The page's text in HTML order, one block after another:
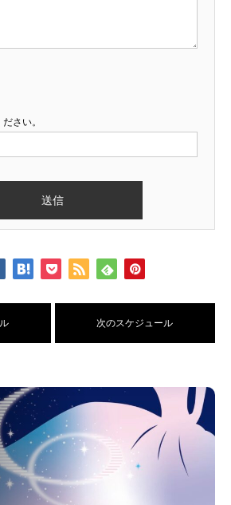
さい。
次のスケジュール